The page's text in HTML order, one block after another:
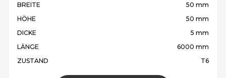
BREITE
50 mm
HÖHE
50 mm
DICKE
5 mm
LÄNGE
6000 mm
ZUSTAND
T6